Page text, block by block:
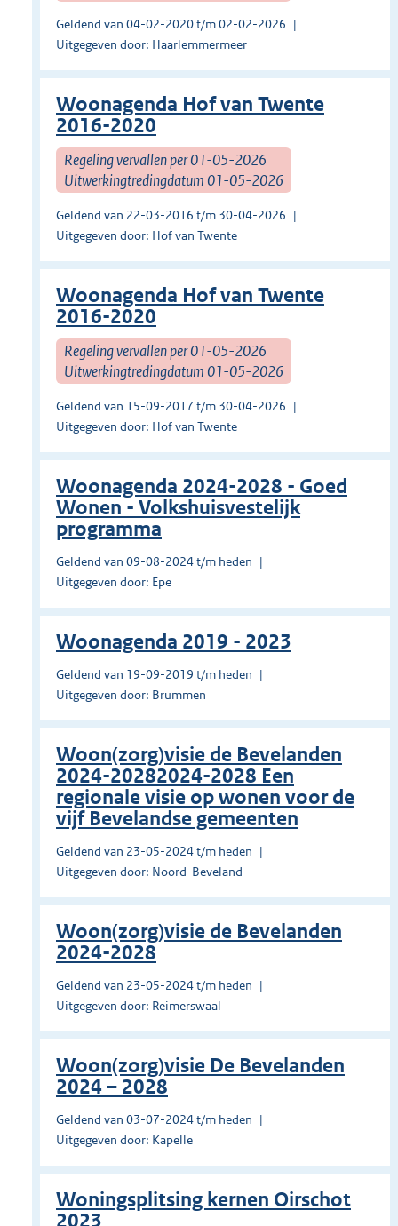
Geldend van 04-02-2020 t/m 02-02-2026
Uitgegeven door: Haarlemmermeer
Woonagenda Hof van Twente
2016-2020
Regeling vervallen per 01-05-2026
Uitwerkingtredingdatum 01-05-2026
Geldend van 22-03-2016 t/m 30-04-2026
Uitgegeven door: Hof van Twente
Woonagenda Hof van Twente
2016-2020
Regeling vervallen per 01-05-2026
Uitwerkingtredingdatum 01-05-2026
Geldend van 15-09-2017 t/m 30-04-2026
Uitgegeven door: Hof van Twente
Woonagenda 2024-2028 - Goed
Wonen - Volkshuisvestelijk
programma
Geldend van 09-08-2024 t/m heden
Uitgegeven door: Epe
Woonagenda 2019 - 2023
Geldend van 19-09-2019 t/m heden
Uitgegeven door: Brummen
Woon(zorg)visie de Bevelanden
2024-20282024-2028 Een
regionale visie op wonen voor de
vijf Bevelandse gemeenten
Geldend van 23-05-2024 t/m heden
Uitgegeven door: Noord-Beveland
Woon(zorg)visie de Bevelanden
2024-2028
Geldend van 23-05-2024 t/m heden
Uitgegeven door: Reimerswaal
Woon(zorg)visie De Bevelanden
2024 – 2028
Geldend van 03-07-2024 t/m heden
Uitgegeven door: Kapelle
Woningsplitsing kernen Oirschot